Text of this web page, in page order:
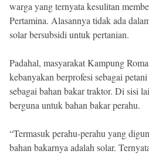
warga yang ternyata kesulitan
Pertamina. Alasannya tidak ada
solar bersubsidi untuk pertanian.
Padahal, masyarakat Kampung
kebanyakan berprofesi sebagai
sebagai bahan bakar traktor. Di sisi
berguna untuk bahan bakar perahu.
“Termasuk perahu-perahu yang
bahan bakarnya adalah solar.